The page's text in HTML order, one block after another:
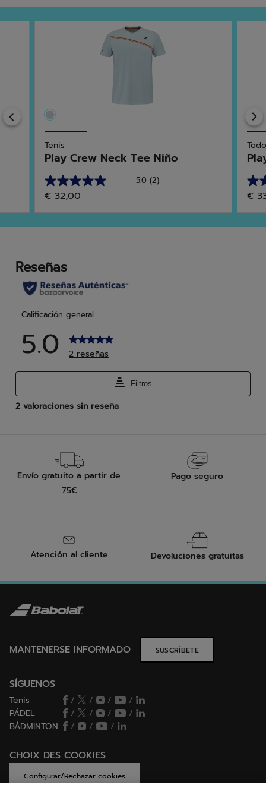
Previous
Tenis
Play Crew Neck Tee Niño
5.0 (2)
5.0
de
5
estrellas.
reseñas
€ 32,00
5.0
de
5
€
Envío gratuito a partir de
75€
Pago seguro
Atención al cliente Devoluciones gratuitas
MANTENERSE INFORMADO SUSCRÍBETE
SÍGUENOS
Tenis / / /
/
PÁDEL
/ / /
/
BÁDMINTON
/ / /
CHOIX DES COOKIES
Configurar/Rechazar cookies